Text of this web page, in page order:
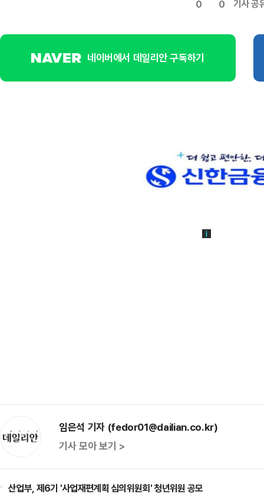
0 0 기사 공
네이버에서 데일리안 구독하기
임은석 기자 (fedor01@dailian.co.kr)
기사 모아 보기 >
산업부, 제6기 '사업재편계획 심의위원회' 청년위원 공모